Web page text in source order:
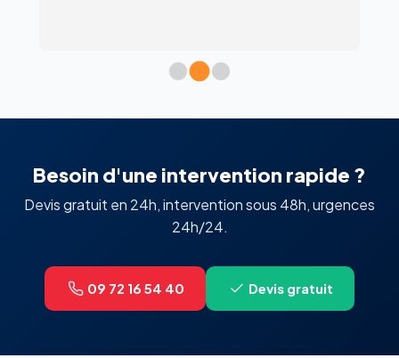
Besoin d'une intervention rapide ?
Devis gratuit en 24h, intervention sous 48h, urgences
24h/24.
09 72 16 54 40 Devis gratuit